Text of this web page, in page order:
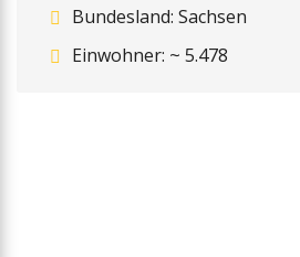
Bundesland: Sachsen
Einwohner: ~ 5.478